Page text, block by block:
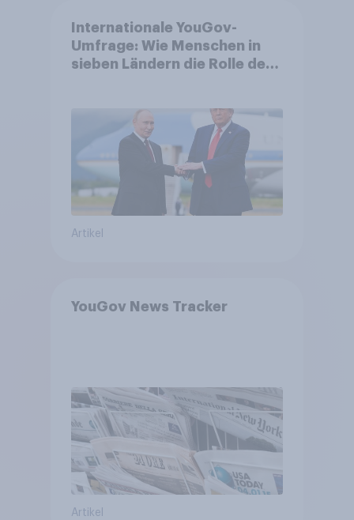
Internationale YouGov-
Umfrage: Wie Menschen in
sieben Ländern die Rolle der
Bedrohungen und Bündnisse
bewerten
Artikel
YouGov News Tracker
Artikel